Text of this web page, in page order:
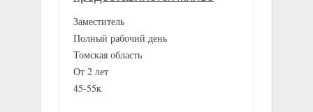
Заместитель
Полный рабочий день
Томская область
От 2 лет
45-55к